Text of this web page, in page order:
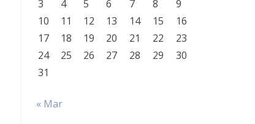
3
4 5 6 7 8
9
10
11 12 13 14 15
16
17
18 19 20 21 22
23
24
25 26 27 28 29
30
31
« Mar